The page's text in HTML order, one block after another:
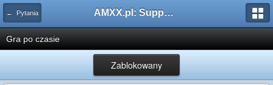
← Pytania AMXX.pl: Support AMX Mod X i SourceMod
Gra po czasie
Zablokowany